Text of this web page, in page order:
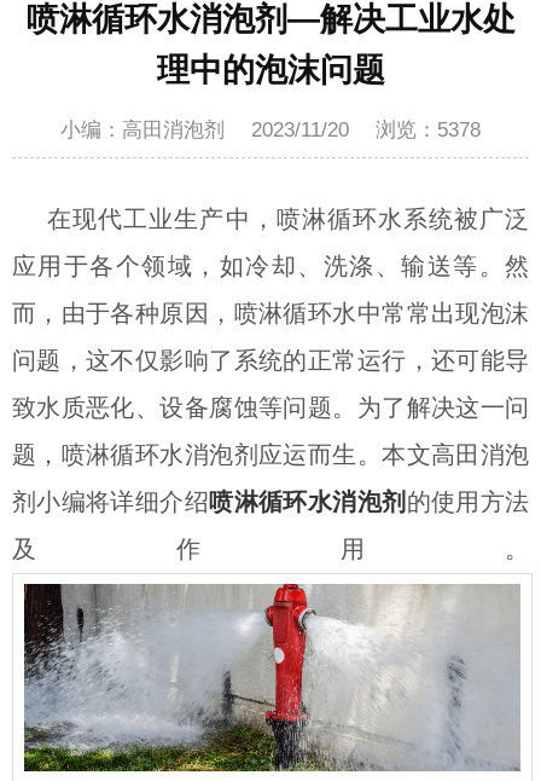
喷淋循环水消泡剂—解决工业水处
理中的泡沫问题
小编：高田消泡剂 2023/11/20 浏览： 5378
在现代工业生产中，喷淋循环水系统被广泛
应用于各个领域，如冷却、洗涤、输送等。然
而，由于各种原因，喷淋循环水中常常出现泡沫
问题，这不仅影响了系统的正常运行，还可能导
致水质恶化、设备腐蚀等问题。为了解决这一问
题，喷淋循环水消泡剂应运而生。本文高田消泡
剂小编将详细介绍喷淋循环水消泡剂 的使用方法
及作用。